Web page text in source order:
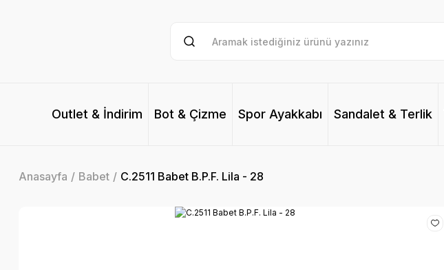
Outlet & İndirim Bot & Çizme Spor Ayakkabı Sandalet & Terlik
Anasayfa Babet C.2511 Babet B.P.F. Lila - 28